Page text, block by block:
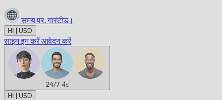
समय पर, गारंटीड।
HI | USD
साइन इन करेंआवेदन करें
24/7 चैट
HI | USD